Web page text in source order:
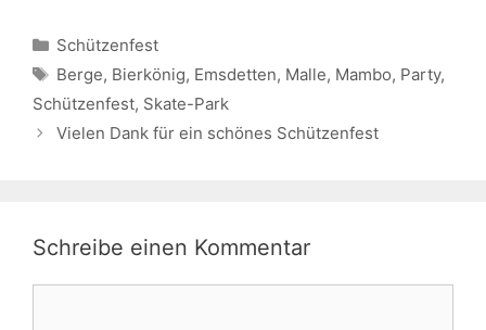
Kategorien
Schützenfest
Schlagwörter
Berge, Bierkönig, Emsdetten, Malle, Mambo, Party,
Schützenfest, Skate-Park
Vielen Dank für ein schönes Schützenfest
Schreibe einen Kommentar